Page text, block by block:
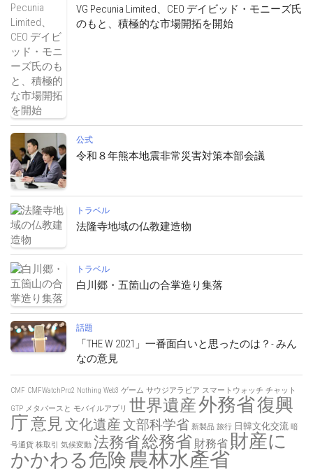
VG Pecunia Limited、CEO デイビッド・モニーズ氏
のもと、積極的な市場開拓を開始
公式
令和８年熊本地震非常災害対策本部会議
トラベル
法隆寺地域の仏教建造物
トラベル
白川郷・五箇山の合掌造り集落
話題
「THE W 2021」一番面白いと思ったのは？- みん
なの意見
CMF CMFWatchPro2 Nothing Web3 ゲーム サウジアラビア スマートウォッチ チャット
GTP メタバースと モバイルアプリ 世界遺産外務省復興
庁意見文化遺産文部科学省 新製品 旅行 日韓文化交流 暗
号通貨 株取引 気候変動 法務省総務省 財務省 財産に
かかわる危険農林水產省